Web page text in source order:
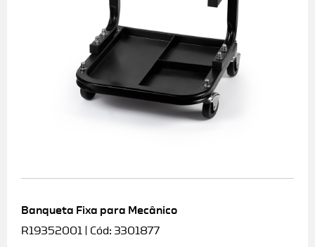
Banqueta Fixa para Mecânico
R19352001 | Cód: 3301877